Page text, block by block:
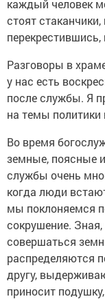
каждый человек
стоят
Разговоры в
у нас есть
после службы. Я
на темы политики
Во время
земные, поясные
службы очень
когда люди
мы поклоняемся
сокрушение.
совершаться
распределяются
другу,
приносит